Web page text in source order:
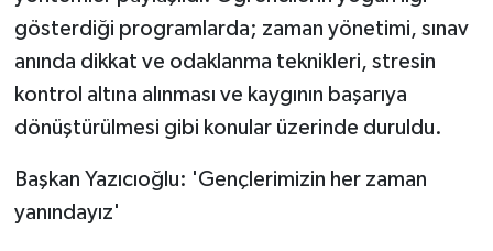
gösterdiği programlarda; zaman yönetimi, sınav
anında dikkat ve odaklanma teknikleri, stresin
kontrol altına alınması ve kaygının başarıya
dönüştürülmesi gibi konular üzerinde duruldu.
Başkan Yazıcıoğlu: 'Gençlerimizin her zaman
yanındayız'
Turizm
ÜLKE GÜNDEMİ
YEREL